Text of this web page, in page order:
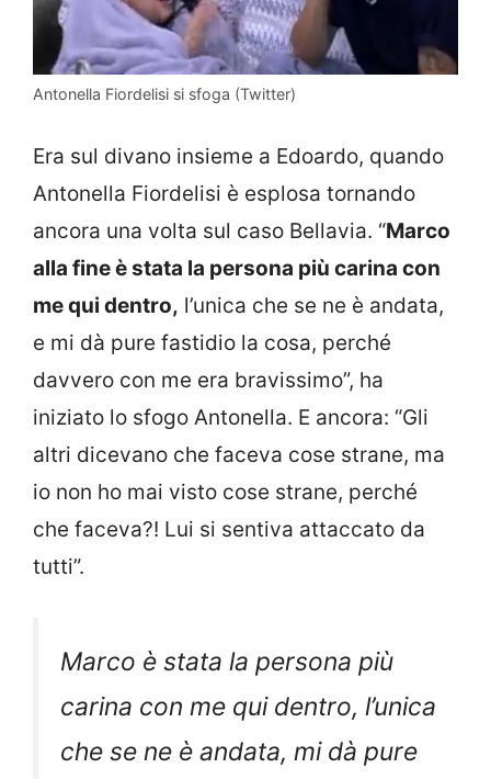
Antonella Fiordelisi si sfoga (Twitter)
Era sul divano insieme a Edoardo, quando
Antonella Fiordelisi è esplosa tornando
ancora una volta sul caso Bellavia. “Marco
alla fine è stata la persona più carina con
me qui dentro, l’unica che se ne è andata,
e mi dà pure fastidio la cosa, perché
davvero con me era bravissimo”, ha
iniziato lo sfogo Antonella. E ancora: “Gli
altri dicevano che faceva cose strane, ma
io non ho mai visto cose strane, perché
che faceva?! Lui si sentiva attaccato da
tutti”.
Marco è stata la persona più
carina con me qui dentro, l’unica
che se ne è andata, mi dà pure